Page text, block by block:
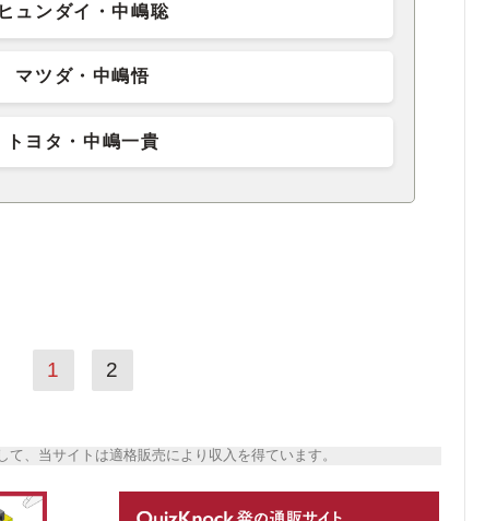
ヒュンダイ・中嶋聡
マツダ・中嶋悟
トヨタ・中嶋一貴
1 2
て、当サイトは適格販売により収入を得ています。